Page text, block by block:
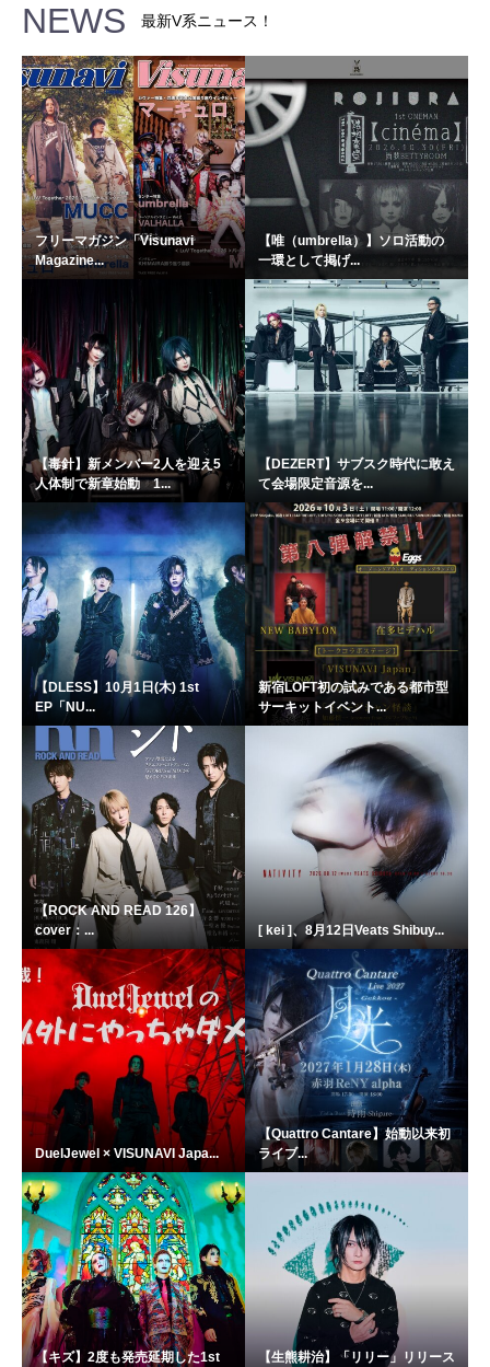
NEWS 最新V系ニュース！
フリーマガジン「Visunavi
Magazine...
【唯（umbrella）】ソロ活動の
一環として掲げ...
【毒針】新メンバー2人を迎え5
人体制で新章始動 1...
【DEZERT】サブスク時代に敢え
て会場限定音源を...
【DLESS】10月1日(木) 1st
EP「NU...
新宿LOFT初の試みである都市型
サーキットイベント...
【ROCK AND READ 126】
cover：...
[ kei ]、8月12日Veats Shibuy...
DuelJewel × VISUNAVI Japa...
【Quattro Cantare】始動以来初
ライブ...
【キズ】2度も発売延期した1st 【生熊耕治】「リリー」リリース